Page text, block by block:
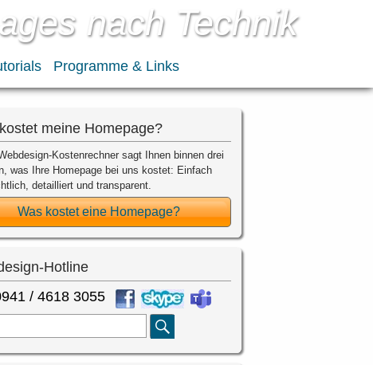
nach Technik
Programme & Links
meine Homepage?
Kostenrechner sagt Ihnen binnen drei
was Ihre Homepage bei uns kostet: Einfach
detailliert und transparent.
Was kostet eine Homepage?
Hotline
/ 4618 3055